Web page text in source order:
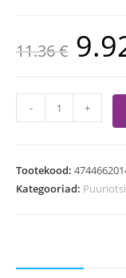
11.36€
- +
Tootekood:
Kategooriad: